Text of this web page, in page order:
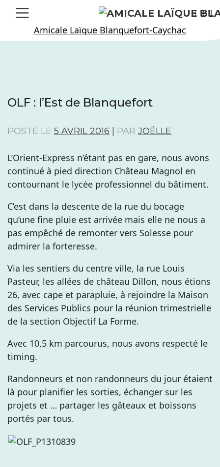
Skip
Amicale Laïque Blanquefort-Caychac
OLF : l’Est de Blanquefort
POSTÉ LE 5 AVRIL 2016 PAR JOËLLE
L’Orient-Express n’étant pas en gare, nous avons
continué à pied direction Château Magnol en
contournant le lycée professionnel du bâtiment.
C’est dans la descente de la rue du bocage
qu’une fine pluie est arrivée mais elle ne nous a
pas empêché de remonter vers Solesse pour
admirer la forteresse.
Via les sentiers du centre ville, la rue Louis
Pasteur, les allées de château Dillon, nous étions
26, avec cape et parapluie, à rejoindre la Maison
des Services Publics pour la réunion trimestrielle
de la section Objectif La Forme.
Avec 10,5 km parcourus, nous avons respecté le
timing.
Randonneurs et non randonneurs du jour étaient
là pour planifier les sorties, échanger sur les
projets et … partager les gâteaux et boissons
portés par tous.